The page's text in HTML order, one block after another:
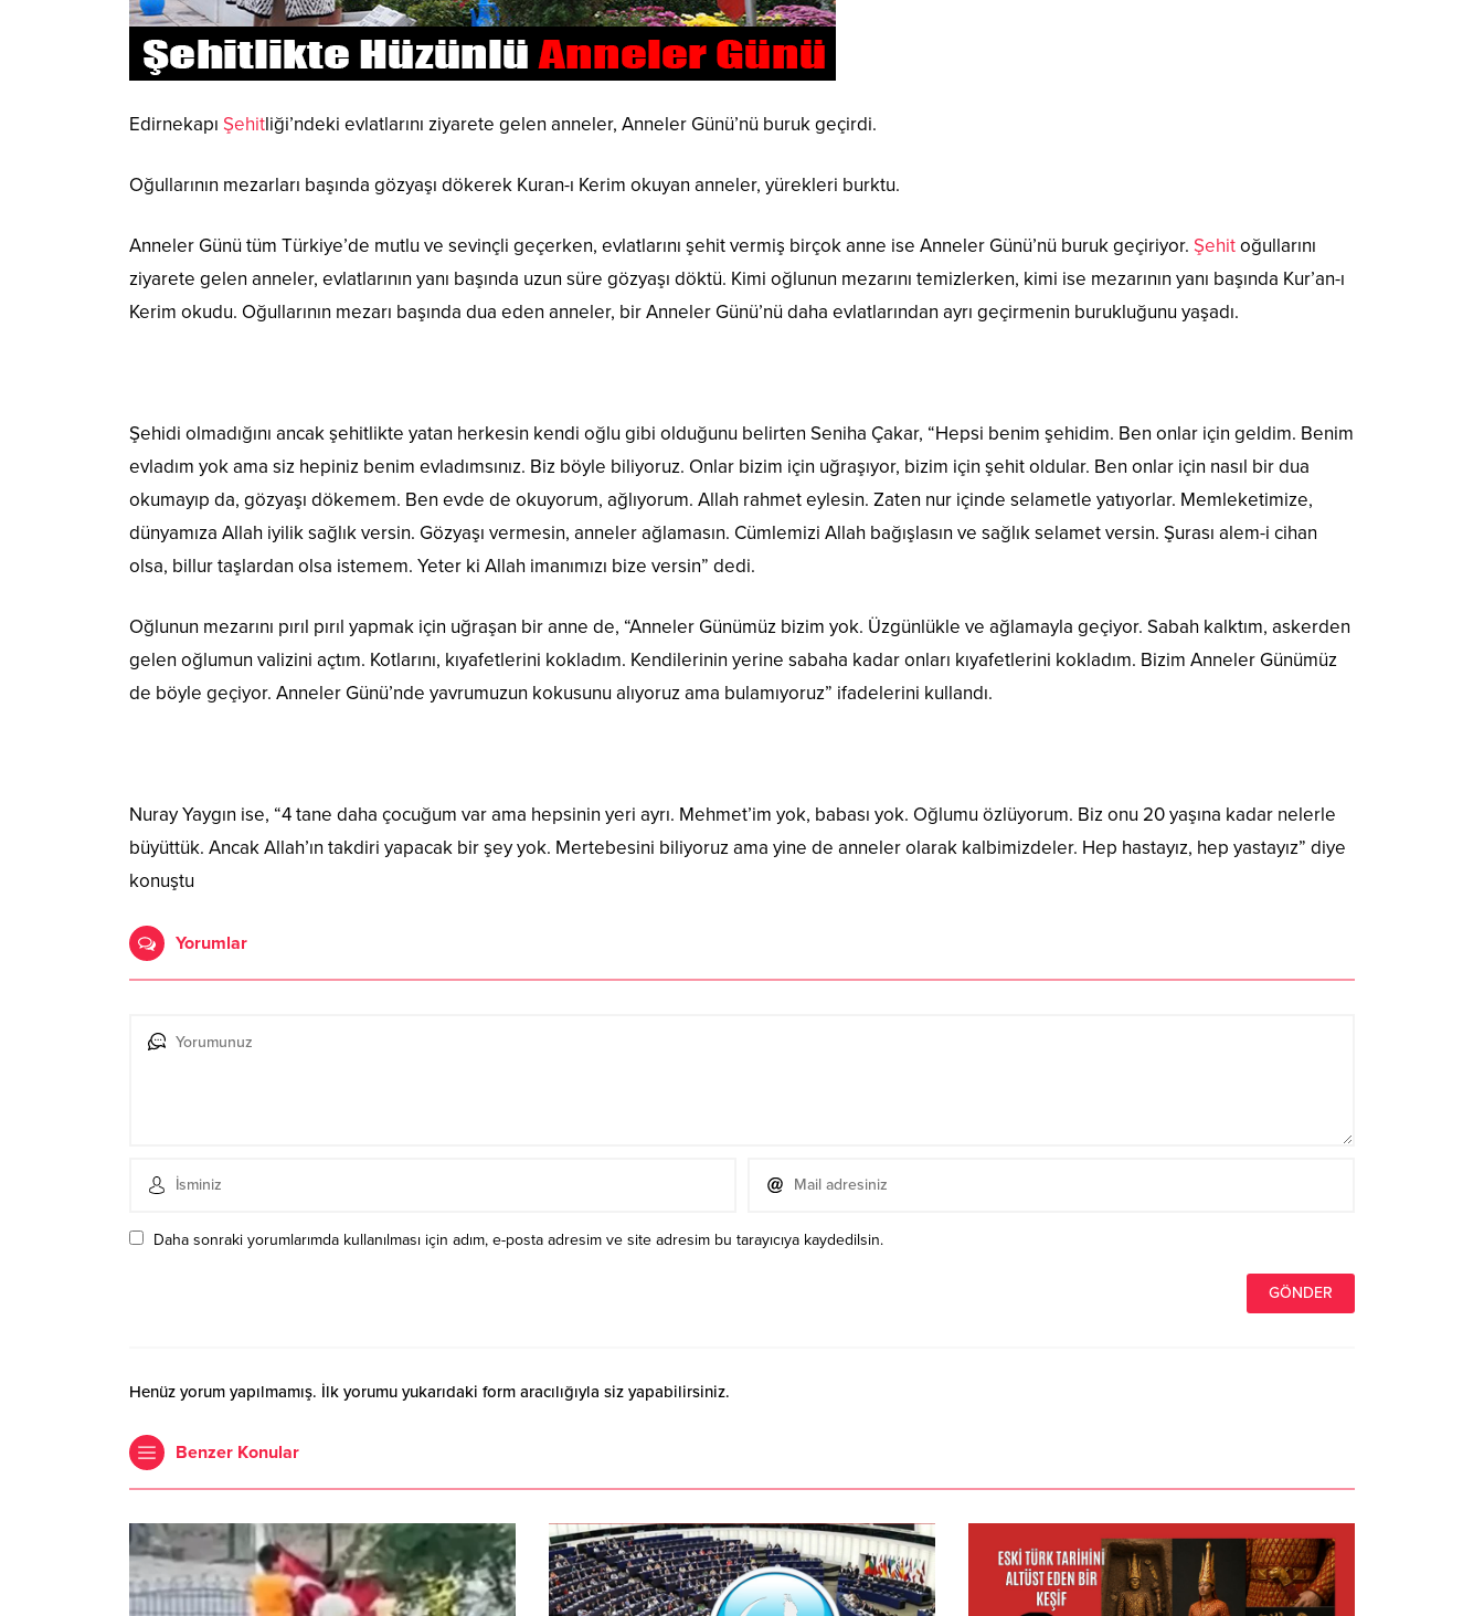
Edirnekapı Şehitliği’ndeki evlatlarını ziyarete gelen anneler, Anneler Günü’nü buruk geçirdi.
Oğullarının mezarları başında gözyaşı dökerek Kuran-ı Kerim okuyan anneler, yürekleri burktu.
Anneler Günü tüm Türkiye’de mutlu ve sevinçli geçerken, evlatlarını şehit vermiş birçok anne ise Anneler Günü’nü buruk geçiriyor. Şehitoğullarını
ziyarete gelen anneler, evlatlarının yanı başında uzun süre gözyaşı döktü. Kimi oğlunun mezarını temizlerken, kimi ise mezarının yanı başında Kur’an-ı
Kerim okudu. Oğullarının mezarı başında dua eden anneler, bir Anneler Günü’nü daha evlatlarından ayrı geçirmenin burukluğunu yaşadı.
Şehidi olmadığını ancak şehitlikte yatan herkesin kendi oğlu gibi olduğunu belirten Seniha Çakar, “Hepsi benim şehidim. Ben onlar için geldim. Benim
evladım yok ama siz hepiniz benim evladımsınız. Biz böyle biliyoruz. Onlar bizim için uğraşıyor, bizim için şehit oldular. Ben onlar için nasıl bir dua
okumayıp da, gözyaşı dökemem. Ben evde de okuyorum, ağlıyorum. Allah rahmet eylesin. Zaten nur içinde selametle yatıyorlar. Memleketimize,
dünyamıza Allah iyilik sağlık versin. Gözyaşı vermesin, anneler ağlamasın. Cümlemizi Allah bağışlasın ve sağlık selamet versin. Şurası alem-i cihan
olsa, billur taşlardan olsa istemem. Yeter ki Allah imanımızı bize versin” dedi.
Oğlunun mezarını pırıl pırıl yapmak için uğraşan bir anne de, “Anneler Günümüz bizim yok. Üzgünlükle ve ağlamayla geçiyor. Sabah kalktım, askerden
gelen oğlumun valizini açtım. Kotlarını, kıyafetlerini kokladım. Kendilerinin yerine sabaha kadar onları kıyafetlerini kokladım. Bizim Anneler Günümüz
de böyle geçiyor. Anneler Günü’nde yavrumuzun kokusunu alıyoruz ama bulamıyoruz” ifadelerini kullandı.
Nuray Yaygın ise, “4 tane daha çocuğum var ama hepsinin yeri ayrı. Mehmet’im yok, babası yok. Oğlumu özlüyorum. Biz onu 20 yaşına kadar nelerle
büyüttük. Ancak Allah’ın takdiri yapacak bir şey yok. Mertebesini biliyoruz ama yine de anneler olarak kalbimizdeler. Hep hastayız, hep yastayız” diye
konuştu
Yorumlar
Daha sonraki yorumlarımda kullanılması için adım, e-posta adresim ve site adresim bu tarayıcıya kaydedilsin.
Henüz yorum yapılmamış. İlk yorumu yukarıdaki form aracılığıyla siz yapabilirsiniz.
Benzer Konular